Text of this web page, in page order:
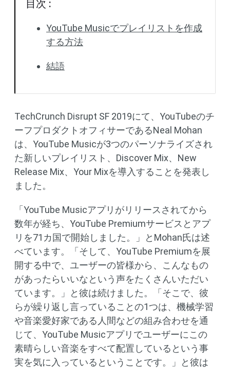
目次 :
YouTube Musicでプレイリストを作成
する方法
結語
TechCrunch Disrupt SF 2019にて、YouTubeのチ
ーフプロダクトオフィサーであるNeal Mohan
は、YouTube Musicが3つのパーソナライズされ
た新しいプレイリスト、Discover Mix、New
Release Mix、Your Mixを導入することを発表し
ました。
「YouTube Musicアプリがリリースされてから
数年が経ち、YouTube Premiumサービスとアプ
リを71カ国で開始しました。」とMohan氏は述
べています。「そして、YouTube Premiumを展
開する中で、ユーザーの皆様から、こんなもの
があったらいいなという声をたくさんいただい
ています。」と彼は続けました。「そこで、彼
らが繰り返し言っていることの1つは、機械学習
や音楽愛好家である人間などの組み合わせを通
じて、YouTube Musicアプリでユーザーにこの
素晴らしい音楽をすべて配置しているという事
実を気に入っているということです。」と彼は